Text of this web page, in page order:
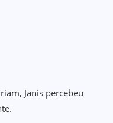
Janis percebeu